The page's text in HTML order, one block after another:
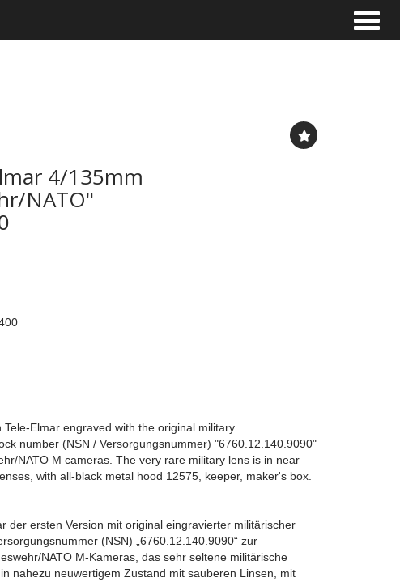
4/135mm
NATO"
Tele-Elmar engraved with the original military
number (NSN / Versorgungsnummer) "6760.12.140.9090"
NATO M cameras. The very rare military lens is in near
with all-black metal hood 12575, keeper, maker's box.
der ersten Version mit original eingravierter militärischer
(NSN) „6760.12.140.9090“ zur
NATO M-Kameras, das sehr seltene militärische
nahezu neuwertigem Zustand mit sauberen Linsen, mit